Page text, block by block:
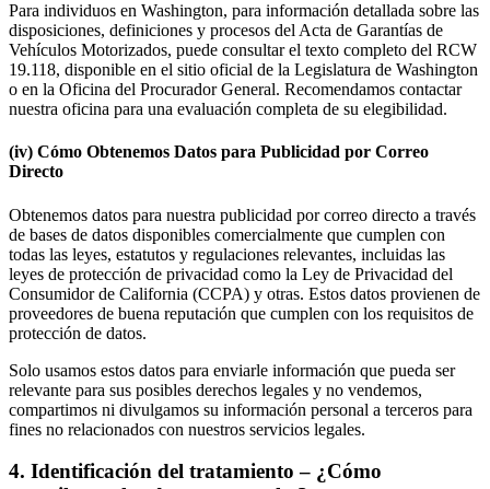
Para individuos en Washington, para información detallada sobre las
disposiciones, definiciones y procesos del Acta de Garantías de
Vehículos Motorizados, puede consultar el texto completo del RCW
19.118, disponible en el sitio oficial de la Legislatura de Washington
o en la Oficina del Procurador General. Recomendamos contactar
nuestra oficina para una evaluación completa de su elegibilidad.
(iv) Cómo Obtenemos Datos para Publicidad por Correo
Directo
Obtenemos datos para nuestra publicidad por correo directo a través
de bases de datos disponibles comercialmente que cumplen con
todas las leyes, estatutos y regulaciones relevantes, incluidas las
leyes de protección de privacidad como la Ley de Privacidad del
Consumidor de California (CCPA) y otras. Estos datos provienen de
proveedores de buena reputación que cumplen con los requisitos de
protección de datos.
Solo usamos estos datos para enviarle información que pueda ser
relevante para sus posibles derechos legales y no vendemos,
compartimos ni divulgamos su información personal a terceros para
fines no relacionados con nuestros servicios legales.
4. Identificación del tratamiento – ¿Cómo